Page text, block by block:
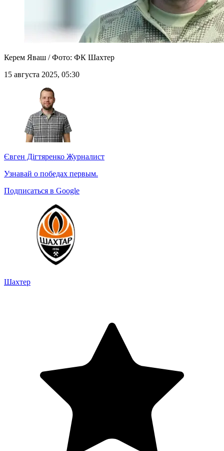
Керем Яваш / Фото: ФК Шахтер
15 августа 2025, 05:30
Євген Дігтяренко Журналист
Узнавай о победах первым.
Подписаться в Google
Шахтер